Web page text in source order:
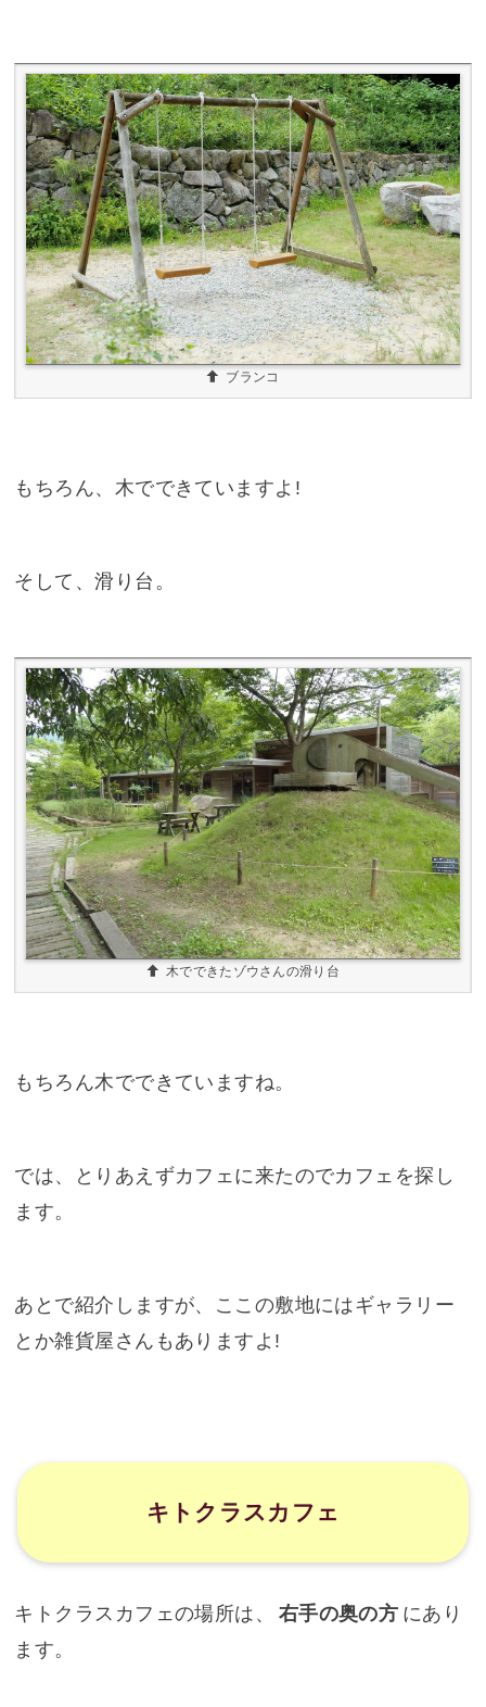
ブランコ
もちろん、木でできていますよ!
そして、滑り台。
木でできたゾウさんの滑り台
もちろん木でできていますね。
では、とりあえずカフェに来たのでカフェを探し
ます。
あとで紹介しますが、ここの敷地にはギャラリー
とか雑貨屋さんもありますよ!
キトクラスカフェ
キトクラスカフェの場所は、 右手の奥の方 にあり
ます。